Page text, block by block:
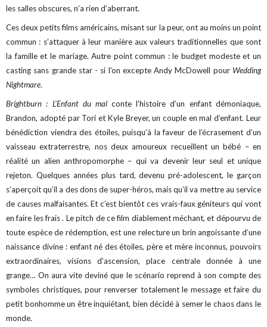
les salles obscures, n’a rien d’aberrant.
Ces deux petits films américains, misant sur la peur, ont au moins un point
commun : s’attaquer à leur manière aux valeurs traditionnelles que sont
la famille et le mariage. Autre point commun : le budget modeste et un
casting sans grande star - si l’on excepte Andy McDowell pour Wedding
Nightmare.
Brightburn : L'Enfant du malconte l’histoire d’un enfant démoniaque,
Brandon, adopté par Tori et Kyle Breyer, un couple en mal d’enfant. Leur
bénédiction viendra des étoiles, puisqu’à la faveur de l’écrasement d’un
vaisseau extraterrestre, nos deux amoureux recueillent un bébé – en
réalité un alien anthropomorphe – qui va devenir leur seul et unique
rejeton. Quelques années plus tard, devenu pré-adolescent, le garçon
s’aperçoit qu’il a des dons de super-héros, mais qu’il va mettre au service
de causes malfaisantes. Et c’est bientôt ces vrais-faux géniteurs qui vont
en faire les frais . Le pitch de ce film diablement méchant, et dépourvu de
toute espèce de rédemption, est une relecture un brin angoissante d’une
naissance divine : enfant né des étoiles, père et mère inconnus, pouvoirs
extraordinaires, visions d'ascension, place centrale donnée à une
grange… On aura vite deviné que le scénario reprend à son compte des
symboles christiques, pour renverser totalement le message et faire du
petit bonhomme un être inquiétant, bien décidé à semer le chaos dans le
monde.